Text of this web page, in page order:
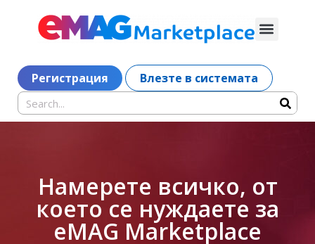
Регистрация Влезте в системата
Намерете всичко, от
което се нуждаете за
eMAG Marketplace